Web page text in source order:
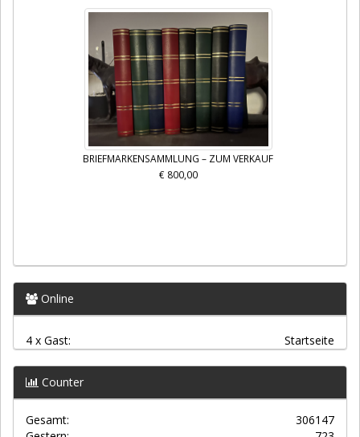
BRIEFMARKENSAMMLUNG – ZUM VERKAUF
€ 800,00
Online
4 x Gast: Startseite
Counter
Gesamt:
306147